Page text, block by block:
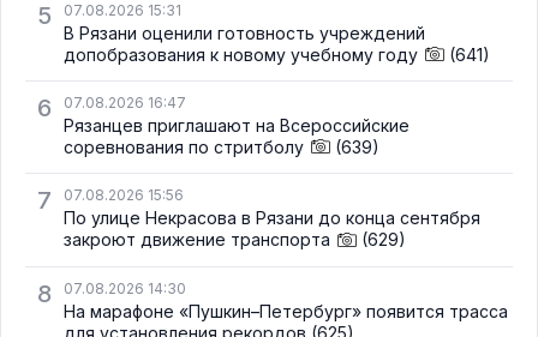
5 07.08.2026 15:31
В Рязани оценили готовность учреждений
допобразования к новому учебному году
(641)
6 07.08.2026 16:47
Рязанцев приглашают на Всероссийские
соревнования по стритболу
(639)
7 07.08.2026 15:56
По улице Некрасова в Рязани до конца сентября
закроют движение транспорта
(629)
8 07.08.2026 14:30
На марафоне «Пушкин–Петербург» появится трасса
для установления рекордов (625)